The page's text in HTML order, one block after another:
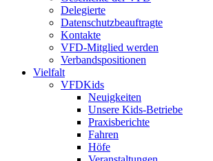
Delegierte
Datenschutzbeauftragte
Kontakte
VFD-Mitglied werden
Verbandspositionen
Vielfalt
VFDKids
Neuigkeiten
Unsere Kids-Betriebe
Praxisberichte
Fahren
Höfe